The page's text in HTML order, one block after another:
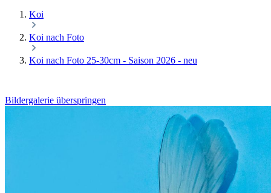
Koi
Koi nach Foto
Koi nach Foto 25-30cm - Saison 2026 - neu
Bildergalerie überspringen